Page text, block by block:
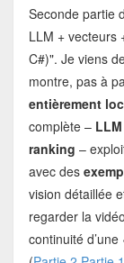
Seconde partie
LLM + vecteurs
C#)". Je viens
montre, pas à
entièrement
complète –
ranking –
avec des
vision détaillée
regarder la
continuité